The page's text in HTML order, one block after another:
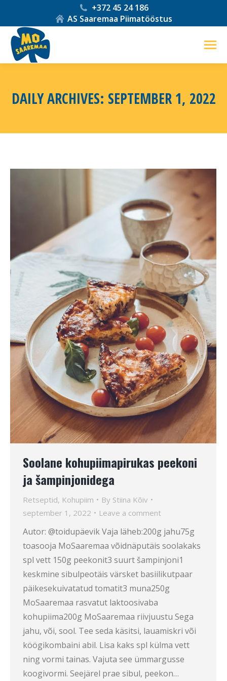
+372 45 24 186
AS Saaremaa Piimatööstus
DAILY ARCHIVES: SEPTEMBER 1, 2022
Soolane kohupiimapirukas peekoni
ja šampinjonidega
Retseptid, Kohupiim By Stiina Kõiv
september 1, 2022
Leave a comment
Autor: @toidupäevik Vaja läheb:200g jahu75g
toasooja MoSaaremaa võidnäputäis soolakaks
spl vett 150g peekonit3 suurt šampinjoni1
keskmine sibulpeotäis värsket basiilikutpaar
päikesekuivatatud tomatit3 muna250g
MoSaaremaa rasvatut laktoosivaba
kohupiima200g MoSaaremaa riivjuustu Sega
jahu, või, sool. Tee seda käsitsi, lauamiskri või
köögikombaini abil. Lisa kaks spl külma vett
ning vormi tainas. Vajuta see ümmargusse
koogivormi. Seejärel prae sibul, peekon…